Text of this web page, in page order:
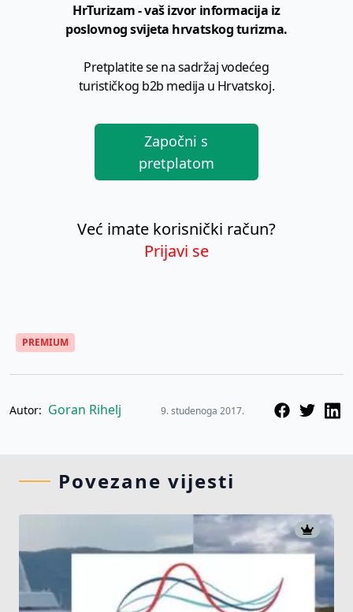
HrTurizam - vaš izvor informacija iz
poslovnog svijeta hrvatskog turizma.
Pretplatite se na sadržaj vodećeg
turističkog b2b medija u Hrvatskoj.
Započni s
pretplatom
Već imate korisnički račun?
Prijavi se
PREMIUM
Autor: Goran Rihelj 9. studenoga 2017.
Povezane vijesti